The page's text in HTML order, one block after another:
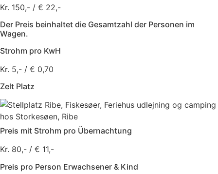
Kr. 150,- / € 22,-
Der Preis beinhaltet die Gesamtzahl der Personen im
Wagen.
Strohm pro KwH
Kr. 5,- / € 0,70
Zelt Platz
Preis mit Strohm pro Übernachtung
Kr. 80,- / € 11,-
Preis pro Person Erwachsener & Kind